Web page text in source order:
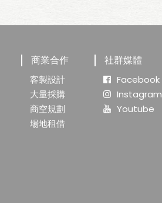
商業合作
客製設計
大量採購
商空規劃
場地租借
社群媒體
Facebook
Instagram
Youtube